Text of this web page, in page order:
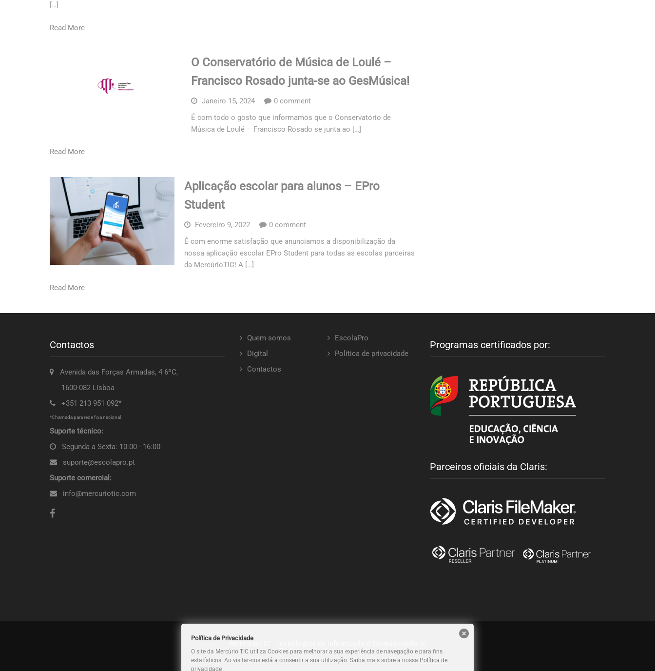
[…]
Read More
O Conservatório de Música de Loulé –
Francisco Rosado junta-se ao GesMúsica!
Janeiro 15, 2024
0 comment
É com todo o gosto que informamos que o Conservatório de
Música de Loulé – Francisco Rosado se junta ao […]
Read More
Aplicação escolar para alunos – EPro
Student
Fevereiro 9, 2022
0 comment
É com enorme satisfação que anunciamos a disponibilização da
nossa aplicação escolar EPro Student para todas as escolas parceiras
da MercúrioTIC! A […]
Read More
Contactos
Avenida das Forças Armadas, 4 6ºC,
1600-082 Lisboa
+351 213 951 092*
*Chamada para rede fixa nacional
Suporte técnico:
Segunda a Sexta: 10:00 - 16:00
suporte@escolapro.pt
Suporte comercial:
info@mercuriotic.com
Quem somos
EscolaPro
Digital
Política de privacidade
Contactos
Programas certificados por:
Parceiros oficiais da Claris:
Todos os direitos reservados.
Política de Privacidade
O site da Mercúrio TIC utiliza Cookies para melhorar a sua experiência de navegação e para fins
estatísticos. Ao visitar-nos está a consentir a sua utilização. Saiba mais sobre a nossa Política de
privacidade